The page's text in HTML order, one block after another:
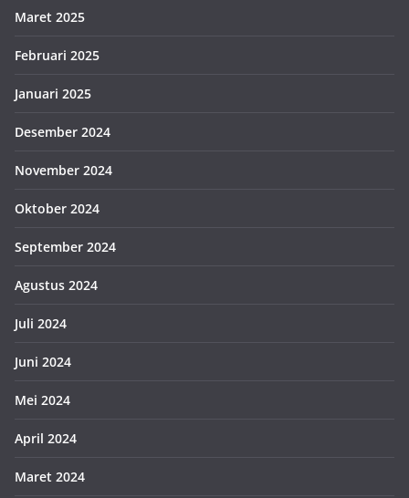
Maret 2025
Februari 2025
Januari 2025
Desember 2024
November 2024
Oktober 2024
September 2024
Agustus 2024
Juli 2024
Juni 2024
Mei 2024
April 2024
Maret 2024